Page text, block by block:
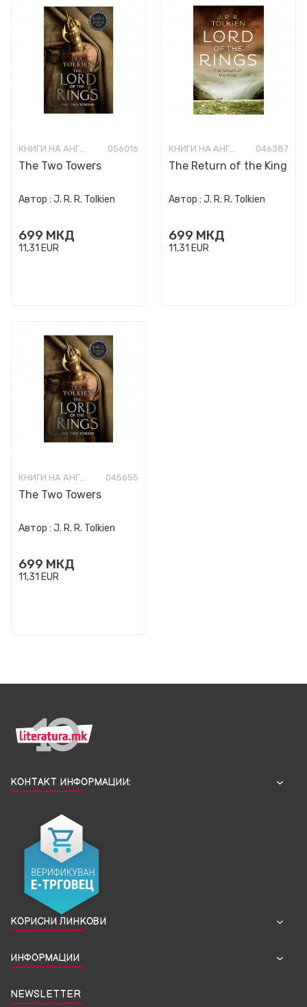
КНИГИ НА АНГЛИСКИ ЈАЗИК 056016
The Two Towers
Автор : J. R. R. Tolkien
699 МКД
11,31 EUR
КНИГИ НА АНГЛИСКИ ЈАЗИК 046387
The Return of the King
Автор : J. R. R. Tolkien
699 МКД
11,31 EUR
КНИГИ НА АНГЛИСКИ ЈАЗИК 045655
The Two Towers
Автор : J. R. R. Tolkien
699 МКД
11,31 EUR
КОНТАКТ ИНФОРМАЦИИ:
КОРИСНИ ЛИНКОВИ
ИНФОРМАЦИИ
NEWSLETTER